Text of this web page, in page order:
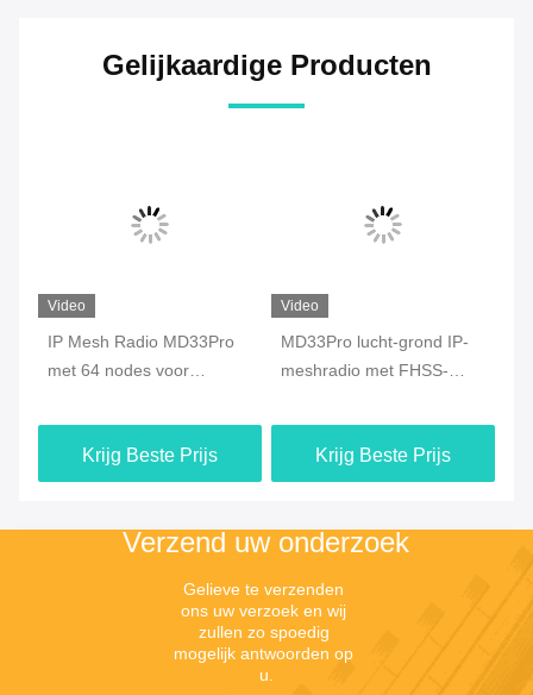
Gelijkaardige Producten
Video
IP Mesh Radio MD33Pro
met 64 nodes voor
drones
Krijg Beste Prijs
Video
MD33Pro lucht-grond IP-
meshradio met FHSS-
Krijg Beste Prijs
Verzend uw onderzoek
Gelieve te verzenden
ons uw verzoek en wij
zullen zo spoedig
mogelijk antwoorden op
u.